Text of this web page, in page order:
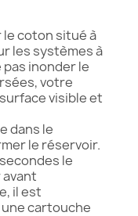
le coton situé à
les systèmes à
inonder le
votre
visible et
dans le
le réservoir.
le
il est
cartouche